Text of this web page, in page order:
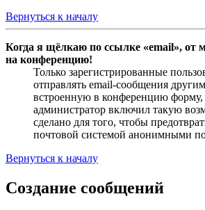
Вернуться к началу
Когда я щёлкаю по ссылке «email», от
на конференцию!
Только зарегистрированные
отправлять email-сообщения
встроенную в конференцию форму,
администратор включил такую
сделано для того, чтобы
почтовой системой анонимными
Вернуться к началу
Создание сообщений